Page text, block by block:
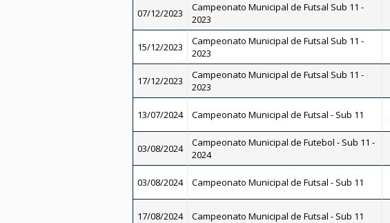
07/12/2023
Campeonato Municipal de Futsal Sub 11 -
2023
15/12/2023
Campeonato Municipal de Futsal Sub 11 -
2023
17/12/2023
Campeonato Municipal de Futsal Sub 11 -
2023
13/07/2024 Campeonato Municipal de Futsal - Sub 11
03/08/2024
Campeonato Municipal de Futebol - Sub 11 -
2024
03/08/2024 Campeonato Municipal de Futsal - Sub 11
17/08/2024 Campeonato Municipal de Futsal - Sub 11